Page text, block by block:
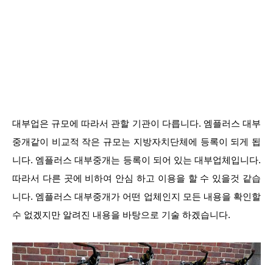
대부업은 규모에 따라서 관할 기관이 다릅니다. 엠플러스 대부
중개같이 비교적 작은 규모는 지방자치단체에 등록이 되게 됩
니다. 엠플러스 대부중개는 등록이 되어 있는 대부업체입니다.
따라서 다른 곳에 비하여 안심 하고 이용을 할 수 있을것 같습
니다. 엠플러스 대부중개가 어떤 업체인지 모든 내용을 확인할
수 없겠지만 알려진 내용을 바탕으로 기술 하겠습니다.